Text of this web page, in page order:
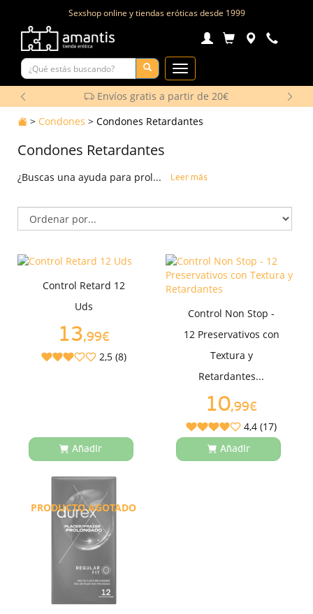
Sexshop online y tiendas eróticas desde 1999
Toggle
Navigation
Envíos gratis a partir de 20€
> Condones > Condones Retardantes
Condones Retardantes
¿Buscas una ayuda para prol... Leer más
Control Retard 12
Uds
13,99€
2,5 (8)
Añadir
Control Non Stop -
12 Preservativos con
Textura y
Retardantes...
10,99€
4,4 (17)
Añadir
PRODUCTO AGOTADO